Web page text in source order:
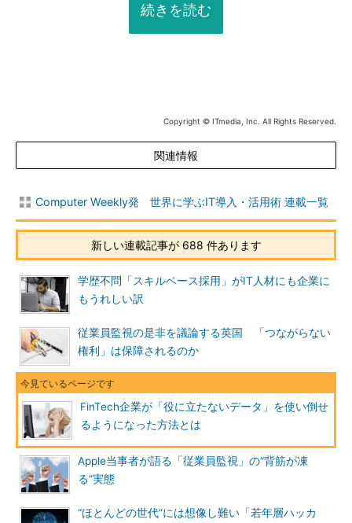
続きを読む
Copyright © ITmedia, Inc. All Rights Reserved.
関連情報
Computer Weekly発 世界に学ぶIT導入・活用術 連載一覧
新しい連載記事が 688 件あります
学歴不問「スキルベース採用」がIT人材にも企業に
もうれしい訳
従業員監視の是非を議論する英国 「つながらない
権利」は保障されるのか
FinTech企業が「役に立たないデータ」を使い倒せ
るようになった方法とは
Apple当事者が語る「従業員監視」の“背筋が凍
る”実態
“ほとんどの世代”には想像し難い「若年層ハッカ